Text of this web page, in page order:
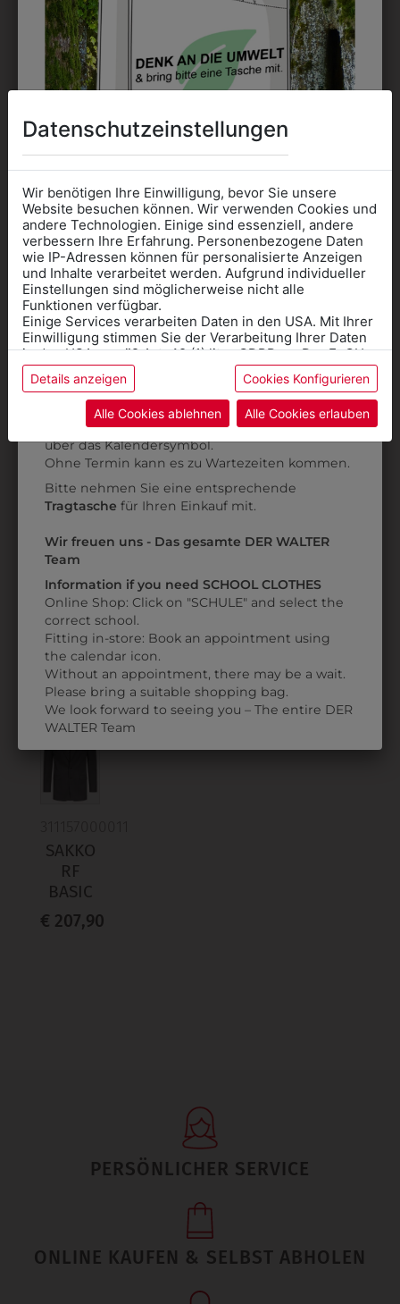
kostet jede Farbe extra und ist erst ab 12 Stück
möglich. Waschbar bis zu 60°C.
DAS KÖNNTE IHNEN
AUCH GEFALLEN
311157000011
SAKKO RF BASIC
311157000011K
SAKKO
BASIC
€ 207,90
ZULETZT ANGESEHEN
SAKKO
RF
BASIC
€ 207,90
PERSÖNLICHER SERVICE
ONLINE KAUFEN & SELBST ABHOLEN
Datenschutzeinstellungen
Wir benötigen Ihre Einwilligung, bevor Sie unsere
Website besuchen können. Wir verwenden Cookies und
andere Technologien. Einige sind essenziell, andere
verbessern Ihre Erfahrung. Personenbezogene Daten
wie IP-Adressen können für personalisierte Anzeigen
und Inhalte verarbeitet werden. Aufgrund individueller
Einstellungen sind möglicherweise nicht alle
Funktionen verfügbar.
Einige Services verarbeiten Daten in den USA. Mit Ihrer
Einwilligung stimmen Sie der Verarbeitung Ihrer Daten
in den USA gemäß Art. 49 (1) lit. a GDPR zu. Der EuGH
stuft die USA als Land mit unzureichendem Datenschutz
ein, und es besteht das Risiko, dass US-Behörden
Daten ohne Klagemöglichkeit für Europäer überwachen.
Datenschutzerklärungbzw. im
Details anzeigen Cookies Konfigurieren
Alle Cookies ablehnen Alle Cookies erlauben
Informationen wenn Sie
Kleidung
für die SCHULE
benötigen
Online Shop: Klick auf SCHULE in der
Kategorie und die richtige Schule auswählen.
AnprobeVorort im Geschäft: Termin buchen
über das Kalendersymbol.
Ohne Termin kann es zu Wartezeiten kommen.
Bitte nehmen Sie eine entsprechende
Tragtasche für Ihren Einkauf mit.
Wir freuen uns - Das gesamte DER WALTER
Team
Information if you need SCHOOL CLOTHES
Online Shop: Click on "SCHULE" and select the
correct school.
Fitting in-store: Book an appointment using
the calendar icon.
Without an appointment, there may be a wait.
Please bring a suitable shopping bag.
We look forward to seeing you – The entire DER
WALTER Team